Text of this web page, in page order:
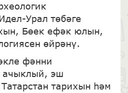
Урал төбәге
Бөек ефәк юлын,
өйрәнү.
фәнни
ачыклый, эш
тарихын һәм